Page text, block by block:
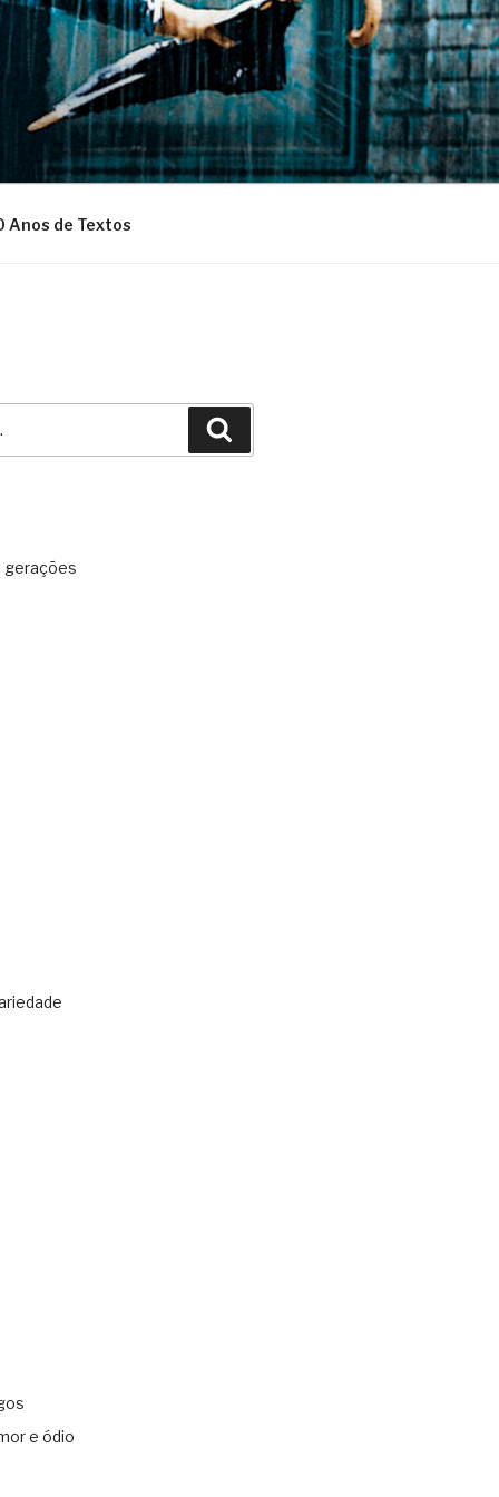
Anos de Textos
gerações
e ódio